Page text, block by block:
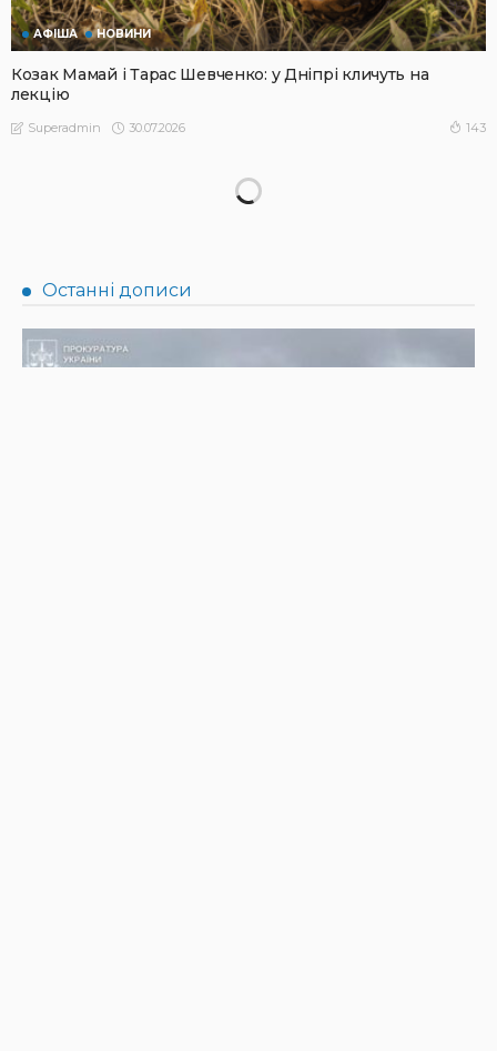
АФІША НОВИНИ
Козак Мамай і Тарас Шевченко: у Дніпрі кличуть на
лекцію
Superadmin 30.07.2026 143